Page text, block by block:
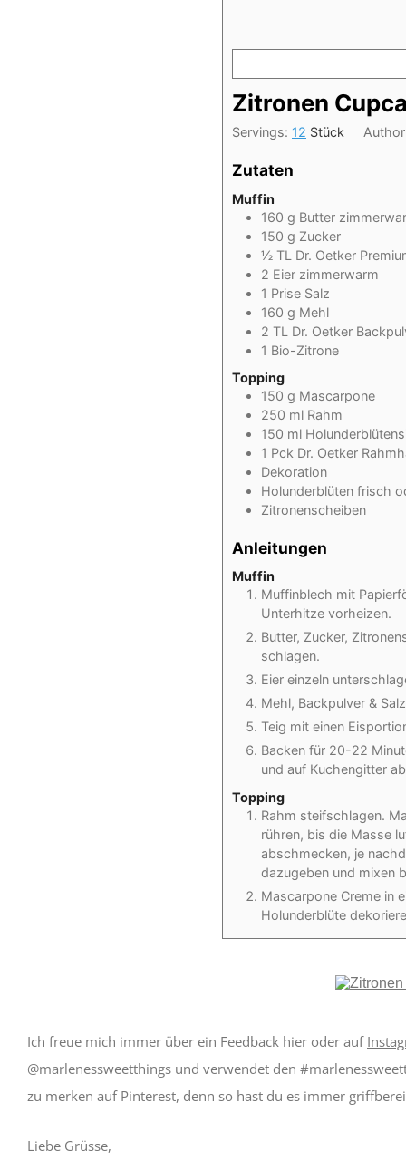
Zitronen
Servings: 12 Stück
Zutaten
Muffin
160 g Butter
150 g Zucker
½ TL Dr. Oetker
2 Eier zimmerwarm
1 Prise Salz
160 g Mehl
2 TL Dr. Oetker
1 Bio-Zitrone
Topping
150 g Mascarpone
250 ml Rahm
150 ml
1 Pck Dr. Oetker
Dekoration
Holunderblüten frisch
Zitronenscheiben
Anleitungen
Muffin
Muffinblech mit
Unterhitze vorheizen.
Butter, Zucker,
schlagen.
Eier einzeln
Mehl, Backpulver &
Teig mit einen
Backen für 20-22
und auf Kuchengitter
Topping
Rahm steifschlagen.
rühren, bis die Masse
abschmecken, je
dazugeben und mixen
Mascarpone Creme in
Holunderblüte
Ich freue mich immer über ein Feedback hier oder auf
@marlenessweetthings und verwendet den
zu merken auf Pinterest, denn so hast du es immer
Liebe Grüsse,